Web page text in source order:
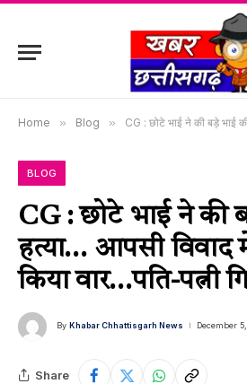
Home » Blog » CG : छोटे भाई ने की बड़े भाई की हत्या… आपसी
BLOG
CG : छोटे भाई ने की
हत्या… आपसी विवाद
किया वार…पति-पत्नी
By Khabar Chhattisgarh News December
Share